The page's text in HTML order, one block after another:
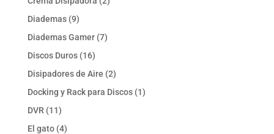
Diademas 99
productos
Diademas Gamer 77
Discos Duros 1616
productos
Disipadores de Aire 22
productos
Docking y Rack para Discos 11
DVR 1111
productos
El gato 44